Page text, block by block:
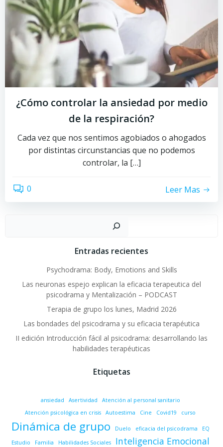
¿Cómo controlar la ansiedad por medio
de la respiración?
Cada vez que nos sentimos agobiados o ahogados
por distintas circunstancias que no podemos
controlar, la […]
0 Leer Mas
Buscar
Entradas recientes
Psychodrama: Body, Emotions and Skills
Las neuronas espejo explican la eficacia terapeutica del
psicodrama y Mentalización – PODCAST
Terapia de grupo los lunes, Madrid 2026
Las bondades del psicodrama y su eficacia terapéutica
II edición Introducción fácil al psicodrama: desarrollando las
habilidades terapéuticas
Etiquetas
ansiedad Asertividad
Atención al personal sanitario
Atención psicológica en crisis
Autoestima Cine Covid19 curso
Dinámica de grupo Duelo eficacia del psicodrama
EQ
Estudio
Familia Habilidades Sociales Inteligencia Emocional